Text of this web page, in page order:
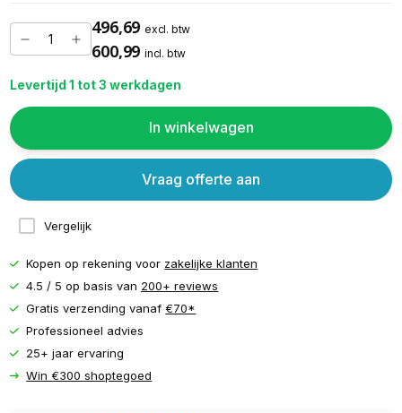
496,69 excl. btw
600,99 incl. btw
Levertijd 1 tot 3 werkdagen
In winkelwagen
Vergelijk
Vraag offerte aan
Kopen op rekening voor zakelijke klanten
4.5 / 5 op basis van 200+ reviews
Gratis verzending vanaf€70*
Professioneel advies
25+ jaar ervaring
Win €300 shoptegoed